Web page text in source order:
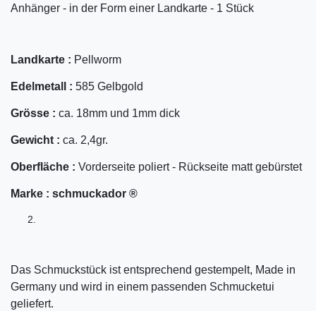
Anhänger - in der Form einer Landkarte - 1 Stück
Landkarte : Pellworm
Edelmetall : 585 Gelbgold
Grösse : ca. 18mm und 1mm dick
Gewicht : ca. 2,4gr.
Oberfläche : Vorderseite poliert - Rückseite matt gebürstet
Marke : schmuckador ®
Das Schmuckstück ist entsprechend gestempelt, Made in
Germany und wird in einem passenden Schmucketui
geliefert.